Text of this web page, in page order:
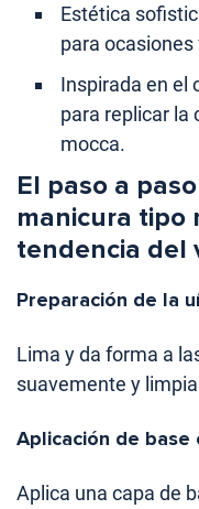
Estética
para
Inspirada en el
para replicar la
mocca.
El paso a
manicura tipo
tendencia del
Preparación de la
Lima y da forma a
suavemente y
Aplicación de base
Aplica una capa de